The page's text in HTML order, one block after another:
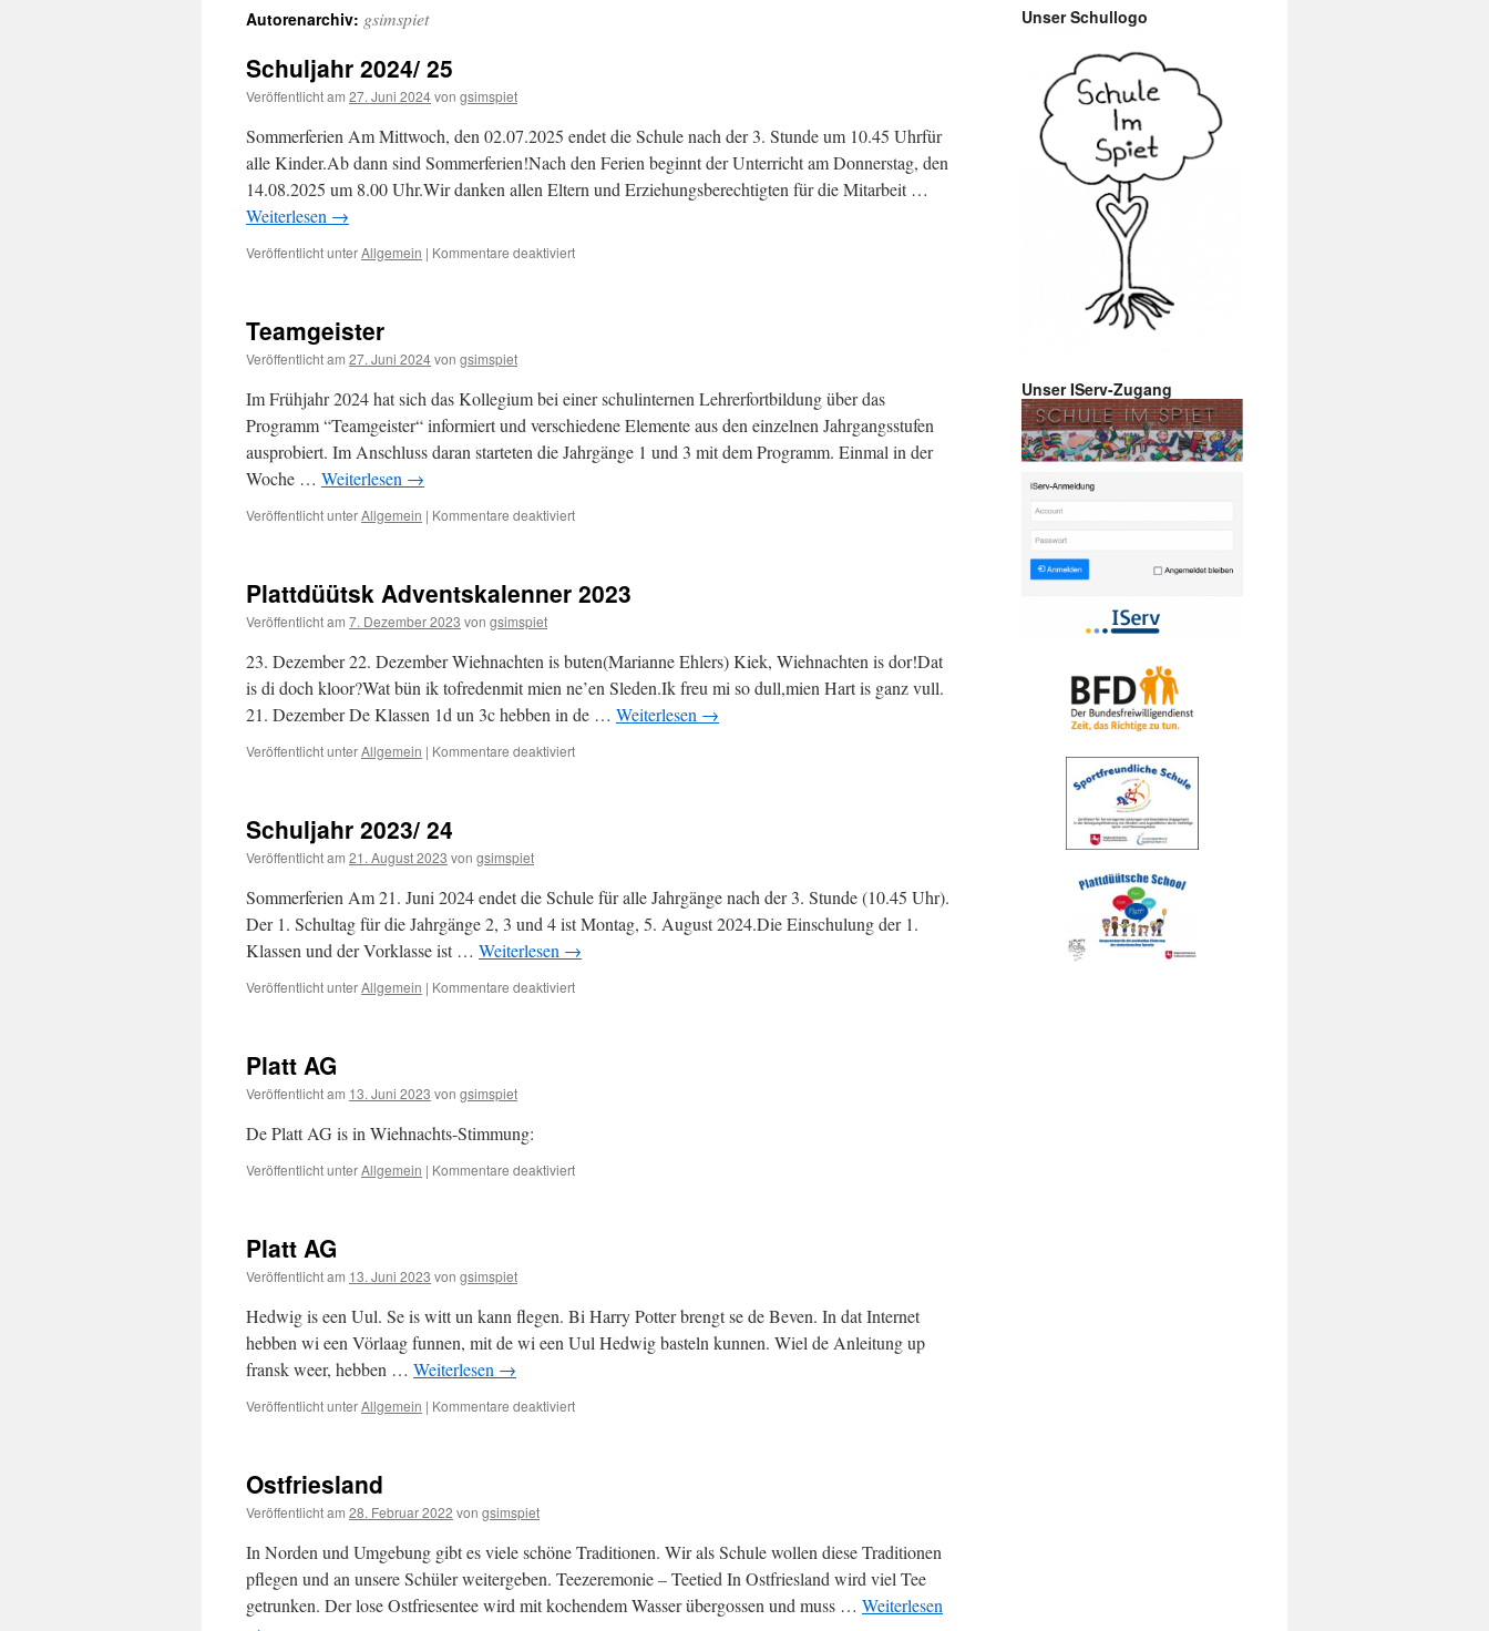
Autorenarchiv: gsimspiet
Schuljahr 2024/ 25
Veröffentlicht am 27. Juni 2024von gsimspiet
Sommerferien Am Mittwoch, den 02.07.2025 endet die Schule nach der 3. Stunde um 10.45 Uhrfür
alle Kinder.Ab dann sind Sommerferien!Nach den Ferien beginnt der Unterricht am Donnerstag, den
14.08.2025 um 8.00 Uhr.Wir danken allen Eltern und Erziehungsberechtigten für die Mitarbeit …
Weiterlesen →
Veröffentlicht unterAllgemein | Kommentare deaktiviertfür
Teamgeister
Veröffentlicht am 27. Juni 2024von gsimspiet
Im Frühjahr 2024 hat sich das Kollegium bei einer schulinternen Lehrerfortbildung über das
Programm “Teamgeister“ informiert und verschiedene Elemente aus den einzelnen Jahrgangsstufen
ausprobiert. Im Anschluss daran starteten die Jahrgänge 1 und 3 mit dem Programm. Einmal in der
Woche … Weiterlesen →
Veröffentlicht unterAllgemein | Kommentare deaktiviertfür
Plattdüütsk Adventskalenner 2023
Veröffentlicht am 7. Dezember 2023 von gsimspiet
23. Dezember 22. Dezember Wiehnachten is buten(Marianne Ehlers) Kiek, Wiehnachten is dor!Dat
is di doch kloor?Wat bün ik tofredenmit mien ne’en Sleden.Ik freu mi so dull,mien Hart is ganz vull.
21. Dezember De Klassen 1d un 3c hebben in de … Weiterlesen →
Veröffentlicht unterAllgemein | Kommentare deaktiviertfür
Schuljahr 2023/ 24
Veröffentlicht am 21. August 2023 von gsimspiet
Sommerferien Am 21. Juni 2024 endet die Schule für alle Jahrgänge nach der 3. Stunde (10.45 Uhr).
Der 1. Schultag für die Jahrgänge 2, 3 und 4 ist Montag, 5. August 2024.Die Einschulung der 1.
Klassen und der Vorklasse ist … Weiterlesen →
Veröffentlicht unterAllgemein | Kommentare deaktiviertfür
Platt AG
Veröffentlicht am 13. Juni 2023 von gsimspiet
De Platt AG is in Wiehnachts-Stimmung:
Veröffentlicht unterAllgemein | Kommentare deaktiviertfür
Platt AG
Veröffentlicht am 13. Juni 2023 von gsimspiet
Hedwig is een Uul. Se is witt un kann flegen. Bi Harry Potter brengt se de Beven. In dat Internet
hebben wi een Vörlaag funnen, mit de wi een Uul Hedwig basteln kunnen. Wiel de Anleitung up
fransk weer, hebben … Weiterlesen →
Veröffentlicht unterAllgemein | Kommentare deaktiviertfür
Ostfriesland
Veröffentlicht am 28. Februar 2022 von gsimspiet
In Norden und Umgebung gibt es viele schöne Traditionen. Wir als Schule wollen diese Traditionen
pflegen und an unsere Schüler weitergeben. Teezeremonie – Teetied In Ostfriesland wird viel Tee
getrunken. Der lose Ostfriesentee wird mit kochendem Wasser übergossen und muss … Weiterlesen
Unser Schullogo
Unser IServ-Zugang